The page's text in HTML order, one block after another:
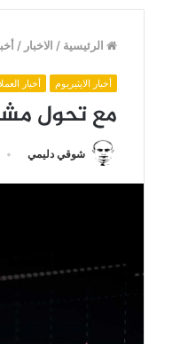
الرئيسية / الاخبار /
أخبار الايثيريوم أخبار
مع تحول مشاعر
شوقي دليمي